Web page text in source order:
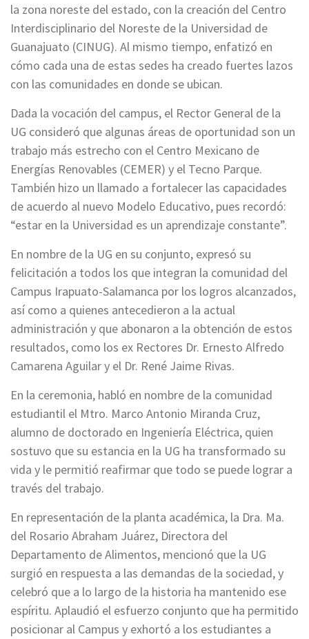
la zona noreste del estado, con la creación del Centro
Interdisciplinario del Noreste de la Universidad de
Guanajuato (CINUG). Al mismo tiempo, enfatizó en
cómo cada una de estas sedes ha creado fuertes lazos
con las comunidades en donde se ubican.
Dada la vocación del campus, el Rector General de la
UG consideró que algunas áreas de oportunidad son un
trabajo más estrecho con el Centro Mexicano de
Energías Renovables (CEMER) y el Tecno Parque.
También hizo un llamado a fortalecer las capacidades
de acuerdo al nuevo Modelo Educativo, pues recordó:
“estar en la Universidad es un aprendizaje constante”.
En nombre de la UG en su conjunto, expresó su
felicitación a todos los que integran la comunidad del
Campus Irapuato-Salamanca por los logros alcanzados,
así como a quienes antecedieron a la actual
administración y que abonaron a la obtención de estos
resultados, como los ex Rectores Dr. Ernesto Alfredo
Camarena Aguilar y el Dr. René Jaime Rivas.
En la ceremonia, habló en nombre de la comunidad
estudiantil el Mtro. Marco Antonio Miranda Cruz,
alumno de doctorado en Ingeniería Eléctrica, quien
sostuvo que su estancia en la UG ha transformado su
vida y le permitió reafirmar que todo se puede lograr a
través del trabajo.
En representación de la planta académica, la Dra. Ma.
del Rosario Abraham Juárez, Directora del
Departamento de Alimentos, mencionó que la UG
surgió en respuesta a las demandas de la sociedad, y
celebró que a lo largo de la historia ha mantenido ese
espíritu. Aplaudió el esfuerzo conjunto que ha permitido
posicionar al Campus y exhortó a los estudiantes a